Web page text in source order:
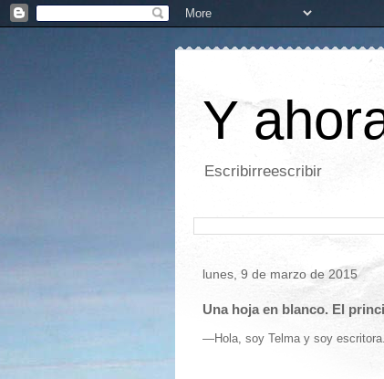
Y
Escribirreescribir
lunes, 9 de marzo de 2015
Una hoja en blanco. El
—Hola, soy Telma y soy escritora.